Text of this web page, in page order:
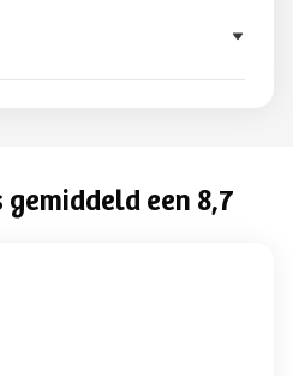
een 8,7